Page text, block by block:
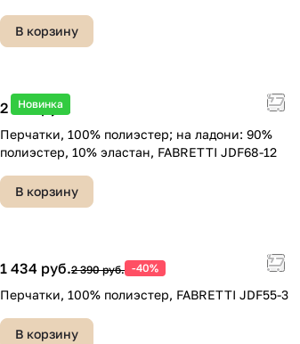
В корзину
Новинка
2 290 руб.
Перчатки, 100% полиэстер; на ладони: 90%
полиэстер, 10% эластан, FABRETTI JDF68-12
В корзину
1 434 руб.2 390 руб. -40%
Перчатки, 100% полиэстер, FABRETTI JDF55-3
В корзину